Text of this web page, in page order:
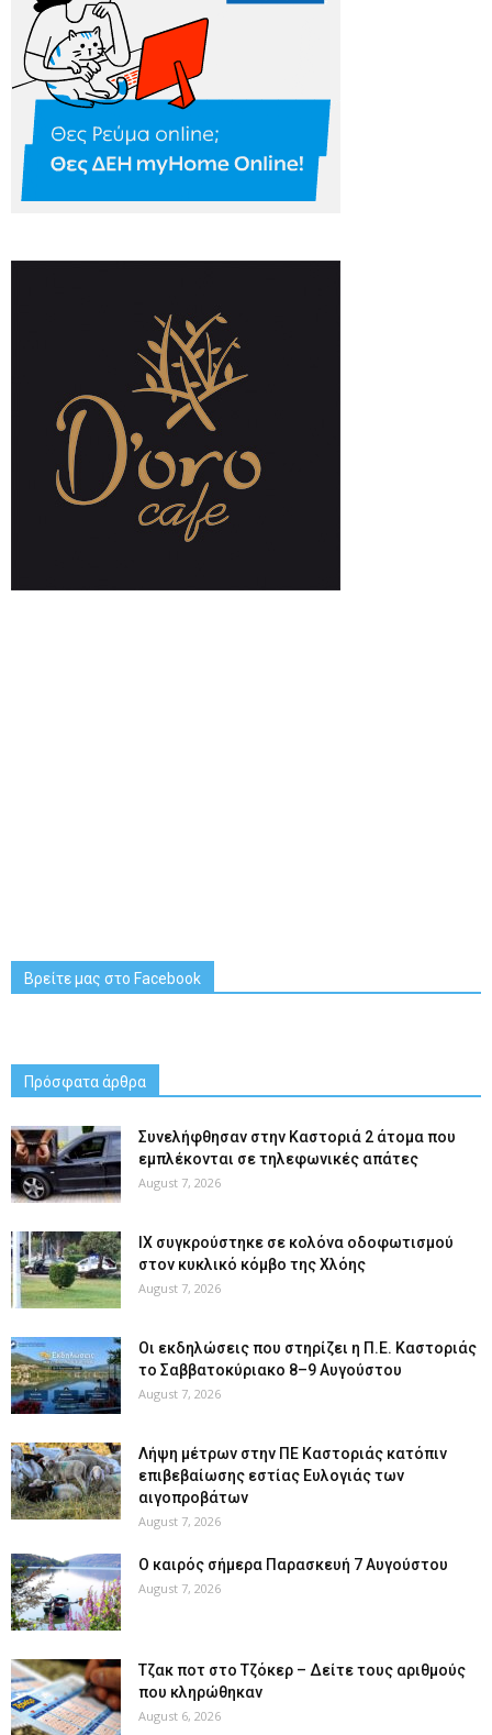
Βρείτε μας στο Facebook
Πρόσφατα άρθρα
Συνελήφθησαν στην Καστοριά 2 άτομα που
εμπλέκονται σε τηλεφωνικές απάτες
August 7, 2026
ΙΧ συγκρούστηκε σε κολόνα οδοφωτισμού
στον κυκλικό κόμβο της Χλόης
August 7, 2026
Οι εκδηλώσεις που στηρίζει η Π.Ε. Καστοριάς
το Σαββατοκύριακο 8–9 Αυγούστου
August 7, 2026
Λήψη μέτρων στην ΠΕ Καστοριάς κατόπιν
επιβεβαίωσης εστίας Ευλογιάς των
αιγοπροβάτων
August 7, 2026
Ο καιρός σήμερα Παρασκευή 7 Αυγούστου
August 7, 2026
Tζακ ποτ στο Τζόκερ – Δείτε τους αριθμούς
που κληρώθηκαν
August 6, 2026